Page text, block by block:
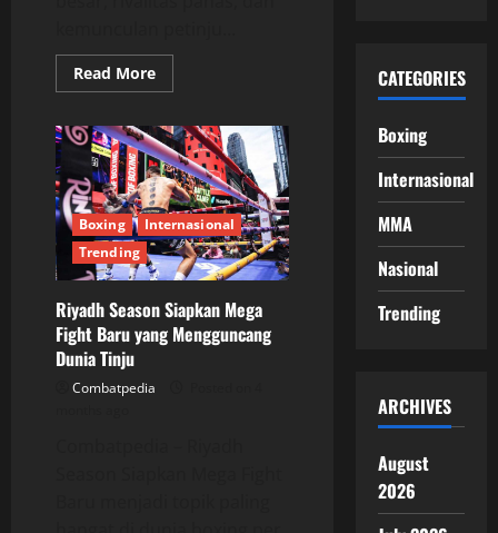
Read MoreRead
more
2026
Sedang
Gila!
Tyson
Fury,
Usyk,
dan
Dubois
Ramaikan
Dunia
Boxing
Internasional
Trending
Riyadh Season Siapkan Mega
Fight Baru yang Mengguncang
Dunia Tinju
Combatpedia
CATEGORIES
Boxing
Internasional
MMA
Nasional
Trending
ARCHIVES
August
2026